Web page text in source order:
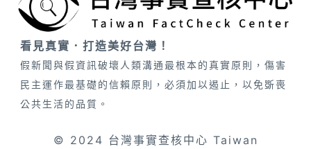
看見真實．打造美好台灣！
假新聞與假資訊破壞人類溝通最根本的真實原則，傷害
民主運作最基礎的信賴原則，必須加以遏止，以免斲喪
公共生活的品質。
© 2024 台灣事實查核中心 Taiwan